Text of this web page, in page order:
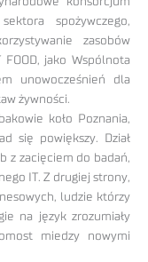
spożywczego,
zasobów
jako Wspólnota
unowocześnień dla
żywności.
koło Poznania,
się powiększy. Dział
z zacięciem do badań,
IT. Z drugiej strony,
ludzie którzy
na język zrozumiały
miedzy nowymi